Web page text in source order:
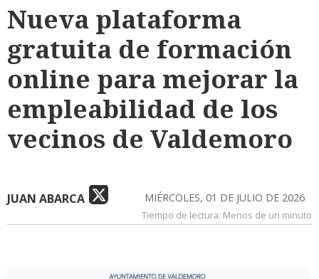
Nueva plataforma
gratuita de formación
online para mejorar la
empleabilidad de los
vecinos de Valdemoro
JUAN ABARCA MIÉRCOLES, 01 DE JULIO DE 2026
Tiempo de lectura: Menos de un minuto